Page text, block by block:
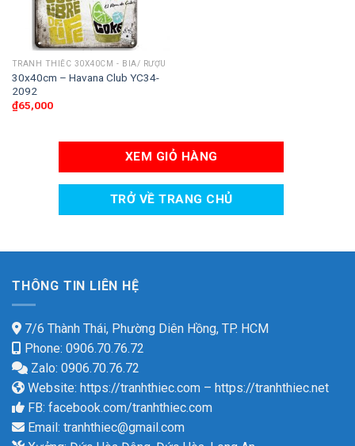
TRANH THIẾC 30X40CM - BIA/ RƯỢU
30x40cm – Havana Club YC34-
2092
₫65,000
XEM GIỎ HÀNG
TRỞ VỀ TRANG CHỦ
THÔNG TIN LIÊN HỆ
7/6 Thành Thái, Phường Diên Hồng, TP. HCM
Phone: 0906.70.76.72
Zalo: 0906.70.76.72
Website: https://tranhthiec.com – https://tranhthiec.net
FB: facebook.com/tranhthiec.com
Email: tranhthiec@gmail.com